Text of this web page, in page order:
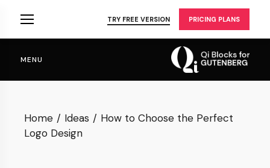
TRY FREE VERSION PRICING PLANS
MENU
Home Ideas
How to Choose the Perfect
Logo Design